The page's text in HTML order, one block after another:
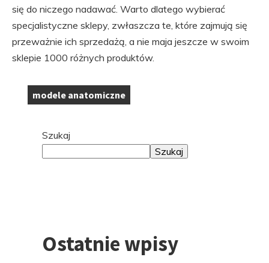
się do niczego nadawać. Warto dlatego wybierać
specjalistyczne sklepy, zwłaszcza te, które zajmują się
przeważnie ich sprzedażą, a nie maja jeszcze w swoim
sklepie 1000 różnych produktów.
Tagi:
modele anatomiczne
PrzejdźSzukaj
Szukaj
Ostatnie wpisy